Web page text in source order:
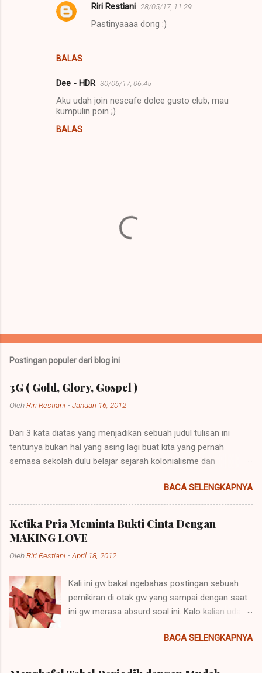
BALAS
Riri Restiani 28/05/17, 11.29
Pastinyaaaa dong :)
Dee - HDR 30/06/17, 06.45
Aku udah join nescafe dolce gusto club, mau
kumpulin poin ;)
BALAS
t
n
g
K
e
n
a
Postingan populer dari blog ini
3G ( Gold, Glory, Gospel )
OlehRiri Restiani -Januari 16, 2012
Dari 3 kata diatas yang menjadikan sebuah judul tulisan ini
tentunya bukan hal yang asing lagi buat kita yang pernah
semasa sekolah dulu belajar sejarah kolonialisme dan
bentuk kalimat yang mempunyai penjelasan yang berbeda
namun pada prinsipnya mempunyai maksud yang sama.
Imperialisme ialah sebuah kebijakan di mana sebuah negara
besar dapat memegang kendali atau pemerintahan atas daerah
lain agar negara itu bisa dipelihara atau berkembang. Sebuah
contoh imperialisme terjadi saat negara-negara itu
imperialisme berasal dari kata Latin "imperare" yang artinya
"memerintah". Hak untuk memerintah (imperare) disebut
"imperium". Orang yang diberi hak itu (diberi imperium) disebut
"imperator". Yang lazimnya diberi imperium itu ialah raja, dan
karena itu lambat-laun raja disebut imperator dan kerajaannya
(ialah daerah dimana imper...
BACA SELENGKAPNYA
Ketika Pria Meminta Bukti Cinta Dengan
MAKING LOVE
OlehRiri Restiani -April 18, 2012
Kali ini gw bakal ngebahas postingan sebuah
pemikiran di otak gw yang sampai dengan saat
ini gw merasa absurd soal ini. Kalo kalian udah
yang akan dibahas disini.hehe Kenapa?
Kenapa? Kenapa? Kenapa? dan Kenapa?
Banyak pria yang meminta making love kepada
BACA SELENGKAPNYA